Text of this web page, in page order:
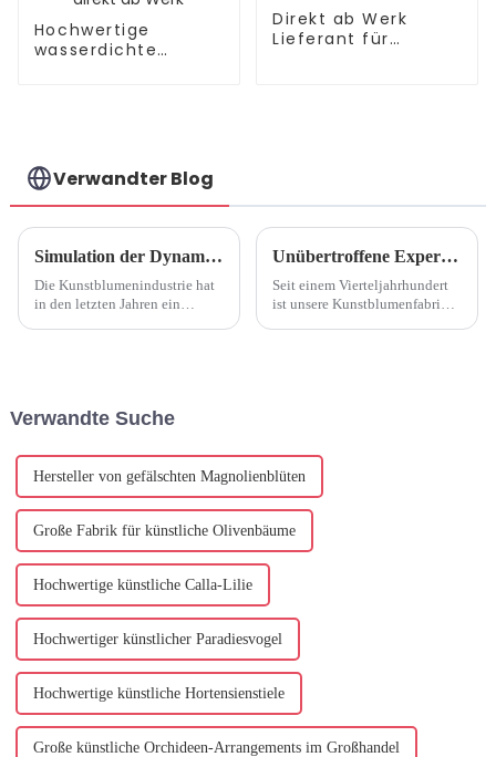
Hochwertige
wasserdichte
Direkt ab Werk
Lieferant für
Verwandter Blog
Simulation der Dynamik der Blumenindustrie
Die Kunstblumenindustrie hat
in den letzten Jahren ein
und eine zunehmende
zurückzuführen ist.
Unübertroffene Expertise: 25 Jahre Kunstblumenfabrik
Seit einem Vierteljahrhundert
ist unsere Kunstblumenfabrik
Verwandte Suche
Hersteller von gefälschten Magnolienblüten
Große Fabrik für künstliche Olivenbäume
Hochwertige künstliche Calla-Lilie
Hochwertiger künstlicher Paradiesvogel
Hochwertige künstliche Hortensienstiele
Große künstliche Orchideen-Arrangements im Großhandel